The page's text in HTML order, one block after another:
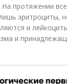
На протяжении
эритроциты,
и
и